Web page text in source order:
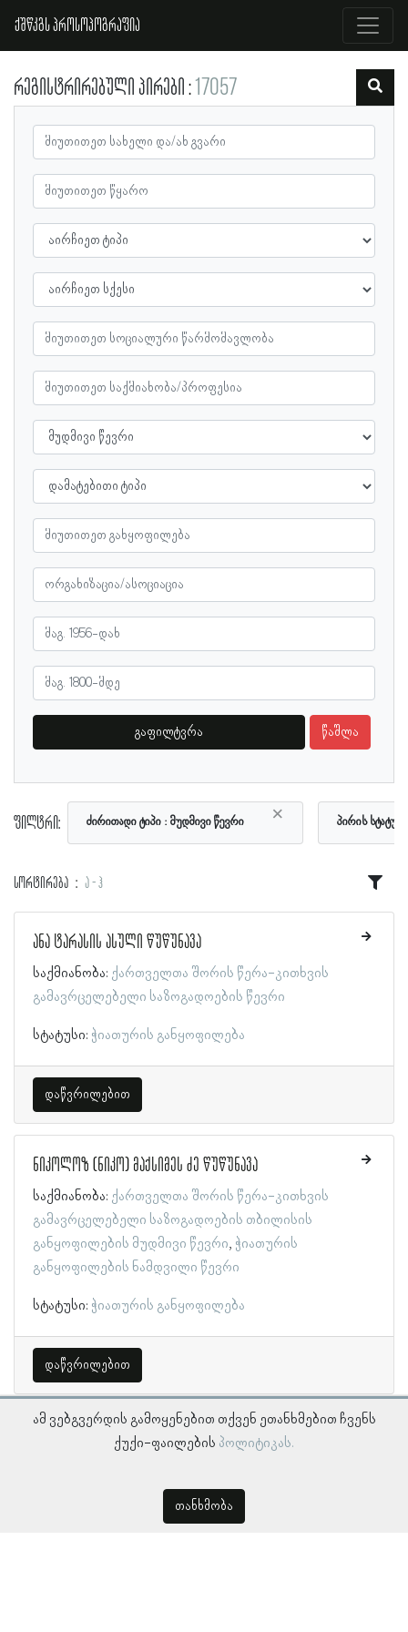
ქშწკგს პროსოპოგრაფია
რეგისტრირებული პირები 17057
გაფილტვრა წაშლა
ფილტრი: ×
ძირითადი ტიპი მუდმივი წევრი პირის
სორტირება ა - ჰ
ანა ტარასის ასული წუწუნავა
საქმიანობა: ქართველთა შორის წერა-კითხვის
გამავრცელებელი საზოგადოების წევრი
სტატუსი: ჭიათურის განყოფილება
დაწვრილებით
ნიკოლოზ (ნიკო) მაქსიმეს ძე წუწუნავა
საქმიანობა: ქართველთა შორის წერა-კითხვის
გამავრცელებელი საზოგადოების თბილისის
განყოფილების მუდმივი წევრი ჭიათურის
განყოფილების ნამდვილი წევრი
სტატუსი: ჭიათურის განყოფილება
დაწვრილებით
ამ ვებგვერდის გამოყენებით თქვენ ეთანხმებით ჩვენს
ქუქი-ფაილების პოლიტიკას.
თანხმობა